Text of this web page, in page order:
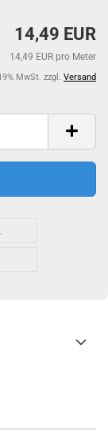
14,49 EUR
14,49 EUR pro Meter
MwSt. zzgl. Versand